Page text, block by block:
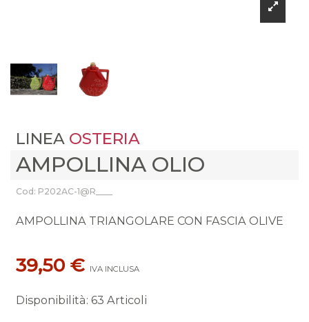
LINEA OSTERIA
AMPOLLINA OLIO
Cod: P202AC-1@R____
AMPOLLINA TRIANGOLARE CON FASCIA OLIVE
39,50 € IVA INCLUSA
Disponibilità: 63 Articoli